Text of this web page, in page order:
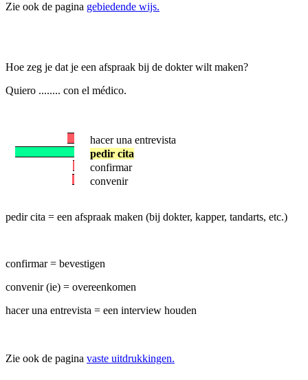
Zie ook de pagina gebiedende wijs.
Hoe zeg je dat je een afspraak bij de dokter wilt maken?
Quiero ........ con el médico.
hacer una entrevista
pedir cita
confirmar
convenir
pedir cita = een afspraak maken (bij dokter, kapper, tandarts, etc.)
confirmar = bevestigen
convenir (ie) = overeenkomen
hacer una entrevista = een interview houden
Zie ook de pagina vaste uitdrukkingen.